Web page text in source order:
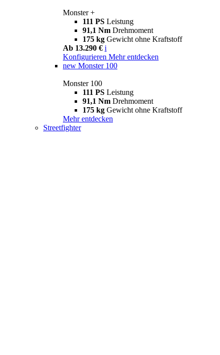
Monster +
111 PS Leistung
91,1 Nm Drehmoment
175 kg Gewicht ohne Kraftstoff
Ab 13.290 € i
Konfigurieren Mehr entdecken
new Monster 100
Monster 100
111 PS Leistung
91,1 Nm Drehmoment
175 kg Gewicht ohne Kraftstoff
Mehr entdecken
Streetfighter